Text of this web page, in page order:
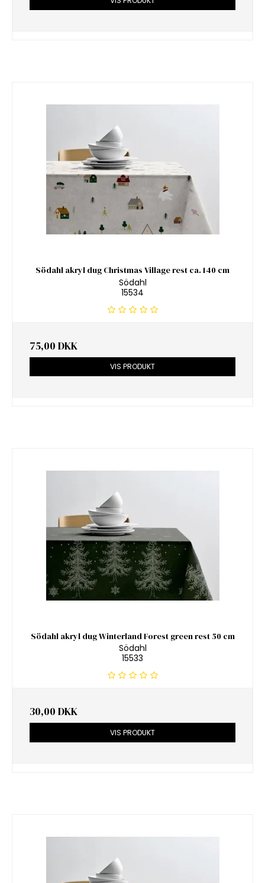
Södahl akryl dug Christmas Village rest ca. 140 cm
Södahl
15534
75,00 DKK
VIS PRODUKT
Södahl akryl dug Winterland Forest green rest 50 cm
Södahl
15533
30,00 DKK
VIS PRODUKT